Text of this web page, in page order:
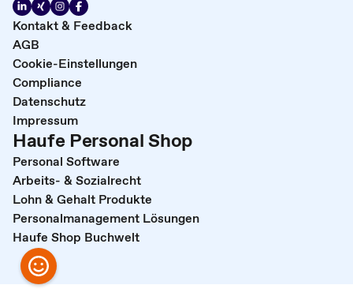
Kontakt & Feedback
AGB
Cookie-Einstellungen
Compliance
Datenschutz
Impressum
Haufe Personal Shop
Personal Software
Arbeits- & Sozialrecht
Lohn & Gehalt Produkte
Personalmanagement Lösungen
Haufe Shop Buchwelt